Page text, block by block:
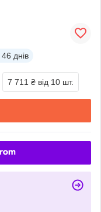
46 днів
7 711 ₴ від 10 шт.